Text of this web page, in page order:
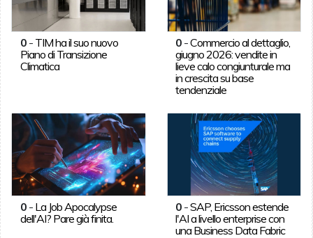
0- TIM ha il suo nuovo
Piano di Transizione
Climatica
0 -Commercio al dettaglio,
giugno 2026: vendite in
lieve calo congiunturale ma
in crescita su base
tendenziale
0- La Job Apocalypse
dell'AI? Pare già finita.
0 -SAP, Ericsson estende
l'AI a livello enterprise con
una Business Data Fabric